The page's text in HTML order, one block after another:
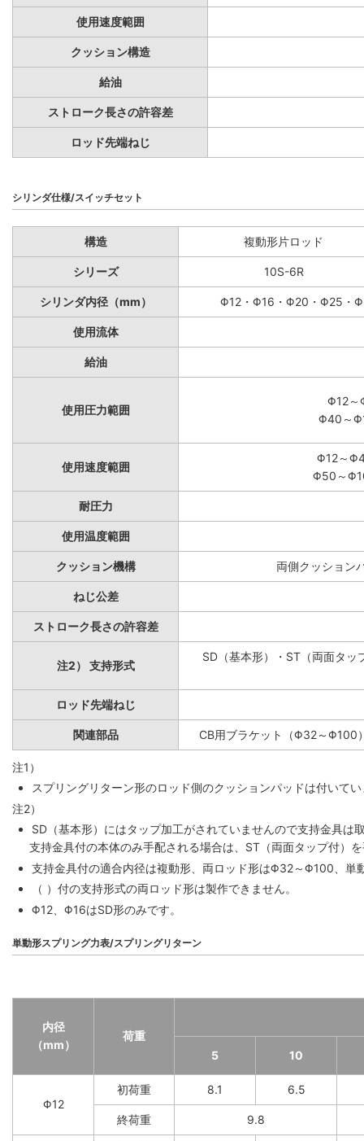
使用速度範囲
クッション構造
給油
ストローク長さの許容差
ロッド先端ねじ
シリンダ仕様/スイッチセット
構造 複動形片ロッド
シリーズ 10S-6R
シリンダ内径（mm） Φ12・Φ16・Φ20・Φ25・
使用流体
給油
使用圧力範囲
Φ12～
Φ40～
使用速度範囲
Φ12～
Φ50～
耐圧力
使用温度範囲
クッション機構 両側クッション
ねじ公差
ストローク長さの許容差
注2） 支持形式
SD（基本形）・ST（両面タッ
ロッド先端ねじ
関連部品 CB用ブラケット（Φ32～Φ100
注1）
スプリングリターン形のロッド側のクッションパッドは付い
注2）
SD（基本形）にはタップ加工がされていませんので支持金具は
支持金具付の本体のみ手配される場合は、ST（両面タップ付）
支持金具付の適合内径は複動形、両ロッド形はΦ32～Φ100、
（ ）付の支持形式の両ロッド形は製作できません。
Φ12、Φ16はSD形のみです。
単動形スプリング力表/スプリングリターン
内径
（mm）
荷重
5
10
Φ12
初荷重 8.1 6.5
終荷重 9.8